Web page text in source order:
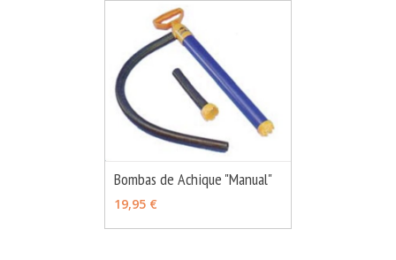
Bombas de Achique "Manual"
19,95 €